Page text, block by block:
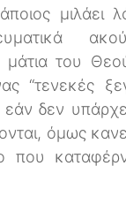
μιλάει
του Θεού
‘‘τενεκές
δεν
όμως
που